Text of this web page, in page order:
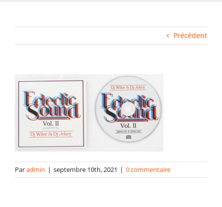
Gabarits
contact
Précédent
Paradmin | septembre 10th, 2021 | 0 commentaire